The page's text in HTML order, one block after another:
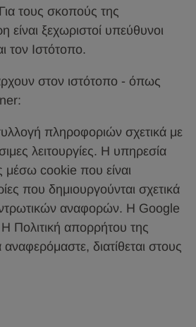
τους σκοπούς της
ξεχωριστοί υπεύθυνοι
τον Ιστότοπο.
στον ιστότοπο - όπως
πληροφοριών σχετικά με
λειτουργίες. Η υπηρεσία
μέσω cookie που είναι
που δημιουργούνται σχετικά
αναφορών. Η Google
Πολιτική απορρήτου της
διατίθεται στους